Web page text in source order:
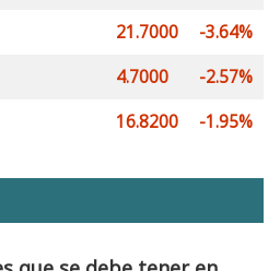
21.7000
-3.64%
4.7000
-2.57%
16.8200 -1.95%